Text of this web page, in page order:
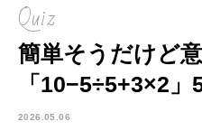
Quiz
簡単そうだけど
「10−5÷5+3×2
2026.05.06